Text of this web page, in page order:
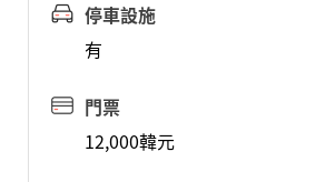
停車設施
有
門票
12,000韓元